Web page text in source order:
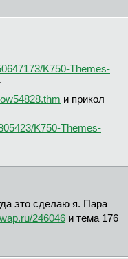
K750-Themes-
и прикол
K750-Themes-
это сделаю я. Пара
246046 и тема 176